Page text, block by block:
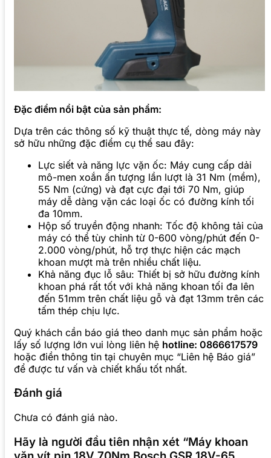
Đặc điểm nổi bật của sản phẩm:
Dựa trên các thông số kỹ thuật thực tế, dòng máy này
sở hữu những đặc điểm cụ thể sau đây:
Lực siết và năng lực vặn ốc: Máy cung cấp dải
mô-men xoắn ấn tượng lần lượt là 31 Nm (mềm),
55 Nm (cứng) và đạt cực đại tới 70 Nm, giúp
máy dễ dàng vặn các loại ốc có đường kính tối
đa 10mm.
Hộp số truyền động nhanh: Tốc độ không tải của
máy có thể tùy chỉnh từ 0-600 vòng/phút đến 0-
2.000 vòng/phút, hỗ trợ thực hiện các mạch
khoan mượt mà trên nhiều chất liệu.
Khả năng đục lỗ sâu: Thiết bị sở hữu đường kính
khoan phá rất tốt với khả năng khoan tối đa lên
đến 51mm trên chất liệu gỗ và đạt 13mm trên các
tấm thép chịu lực.
Quý khách cần báo giá theo danh mục sản phẩm hoặc
lấy số lượng lớn vui lòng liên hệ hotline: 0866617579
hoặc điền thông tin tại chuyên mục “Liên hệ Báo giá”
để được tư vấn và chiết khấu tốt nhất.
Đánh giá
Chưa có đánh giá nào.
Hãy là người đầu tiên nhận xét “Máy khoan